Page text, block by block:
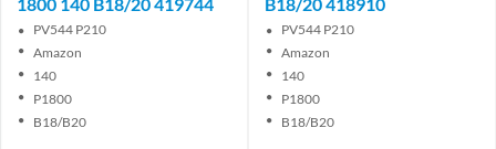
PV544 P210
Amazon
140
P1800
B18/B20
PV544 P210
Amazon
140
P1800
B18/B20